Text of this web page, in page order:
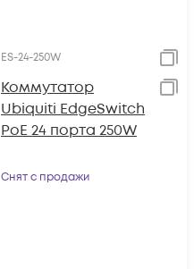
ES-24-250W
Коммутатор
Ubiquiti EdgeSwitch
PoE 24 порта 250W
Снят с продажи